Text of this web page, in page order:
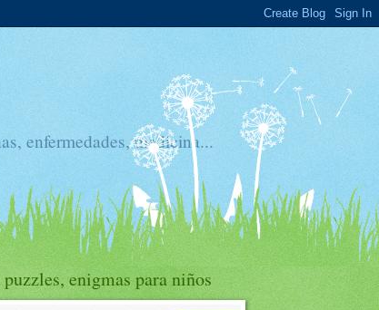
enfermedades, medicina...
puzzles, enigmas para niños